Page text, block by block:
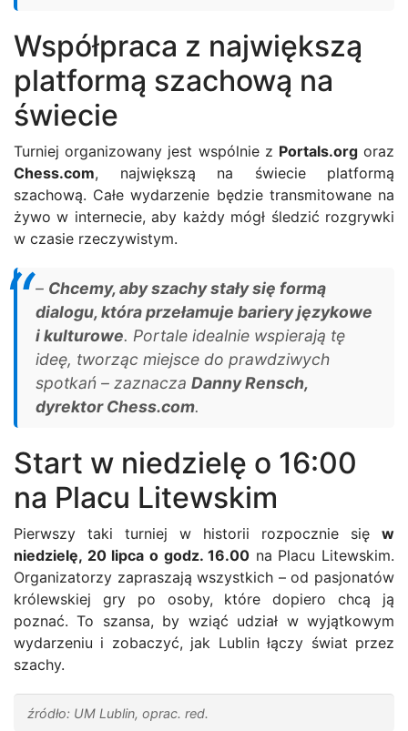
Współpraca z największą
platformą szachową na
świecie
Turniej organizowany jest wspólnie z Portals.orgoraz
Chess.com, największą na świecie platformą
szachową. Całe wydarzenie będzie transmitowane na
żywo w internecie, aby każdy mógł śledzić rozgrywki
w czasie rzeczywistym.
– Chcemy, aby szachy stały się formą
dialogu, która przełamuje bariery językowe
i kulturowe. Portale idealnie wspierają tę
ideę, tworząc miejsce do prawdziwych
spotkań – zaznacza Danny Rensch,
dyrektor Chess.com.
Start w niedzielę o 16:00
na Placu Litewskim
Pierwszy taki turniej w historii rozpocznie się w
niedzielę, 20 lipca o godz. 16.00 na Placu Litewskim.
Organizatorzy zapraszają wszystkich – od pasjonatów
królewskiej gry po osoby, które dopiero chcą ją
poznać. To szansa, by wziąć udział w wyjątkowym
wydarzeniu i zobaczyć, jak Lublin łączy świat przez
szachy.
źródło: UM Lublin, oprac. red.